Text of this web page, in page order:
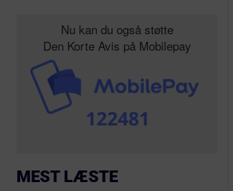
Nu kan du også støtte
Den Korte Avis på Mobilepay
MEST LÆSTE